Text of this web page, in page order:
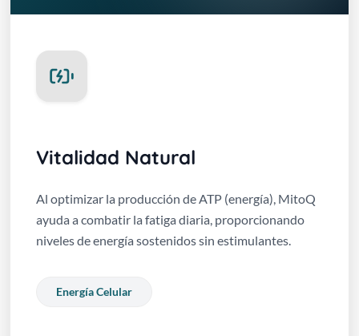
Vitalidad Natural
Al optimizar la producción de ATP (energía), MitoQ
ayuda a combatir la fatiga diaria, proporcionando
niveles de energía sostenidos sin estimulantes.
Energía Celular